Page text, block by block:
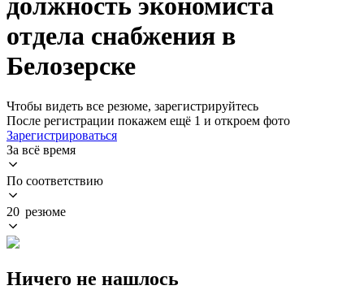
должность экономиста
отдела снабжения в
Белозерске
Чтобы видеть все резюме, зарегистрируйтесь
После регистрации покажем ещё 1 и откроем фото
Зарегистрироваться
За всё время
По соответствию
20 резюме
Ничего не нашлось